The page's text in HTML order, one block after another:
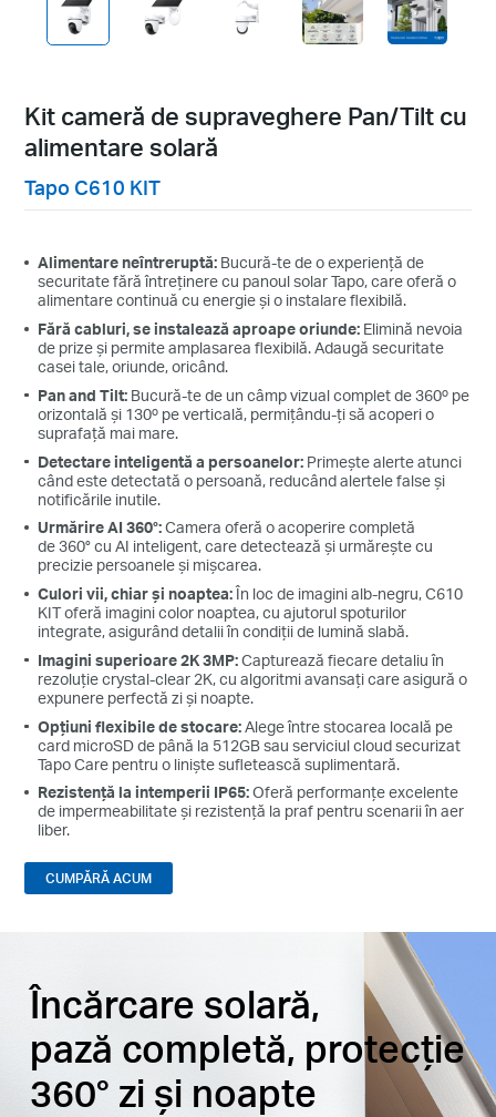
Kit cameră de supraveghere Pan/Tilt cu
alimentare solară
Tapo C610 KIT
Alimentare neîntreruptă: Bucură-te de o experiență de
securitate fără întreținere cu panoul solar Tapo, care oferă o
alimentare continuă cu energie și o instalare flexibilă.
Fără cabluri, se instalează aproape oriunde: Elimină nevoia
de prize și permite amplasarea flexibilă. Adaugă securitate
casei tale, oriunde, oricând.
Pan and Tilt: Bucură-te de un câmp vizual complet de 360º pe
orizontală și 130º pe verticală, permițându-ți să acoperi o
suprafață mai mare.
Detectare inteligentă a persoanelor: Primește alerte atunci
când este detectată o persoană, reducând alertele false și
notificările inutile.
Urmărire AI 360°:Camera oferă o acoperire completă
de 360° cu AI inteligent, care detectează și urmărește cu
precizie persoanele și mișcarea.
Culori vii, chiar și noaptea:În loc de imagini alb-negru, C610
KIT oferă imagini color noaptea, cu ajutorul spoturilor
integrate, asigurând detalii în condiții de lumină slabă.
Imagini superioare 2K 3MP:Capturează fiecare detaliu în
rezoluție crystal-clear 2K, cu algoritmi avansați care asigură o
expunere perfectă zi și noapte.
Opțiuni flexibile de stocare:Alege între stocarea locală pe
card microSD de până la 512GB sau serviciul cloud securizat
Tapo Care pentru o liniște sufletească suplimentară.
Rezistență la intemperii IP65:Oferă performanțe excelente
de impermeabilitate și rezistență la praf pentru scenarii în aer
liber.
CUMPĂRĂ ACUM
Încărcare solară,
pază completă, protecție
360° zi și noapte